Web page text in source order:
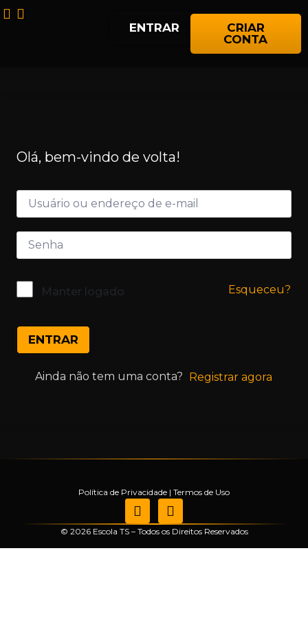
ENTRAR
CRIAR
CONTA
Olá, bem-vindo de volta!
Manter logado Esqueceu?
ENTRAR
Ainda não tem uma conta? Registrar agora
Política de Privacidade | Termos de Uso
© 2026 Escola TS – Todos os Direitos Reservados